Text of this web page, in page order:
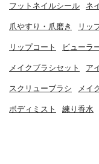
フットネイルシール ネ
爪やすり・爪磨き リッ
リップコート ビューラ
メイクブラシセット ア
スクリューブラシ メイ
ボディミスト 練り香水